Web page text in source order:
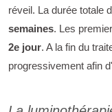
réveil. La durée totale
semaines. Les
2e jour. A la fin du
progressivement afin